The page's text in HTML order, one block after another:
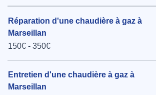
Réparation d'une chaudière à gaz à
Marseillan
150€ - 350€
Entretien d'une chaudière à gaz à
Marseillan